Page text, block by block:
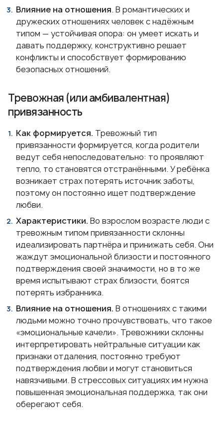
Влияние на отношения. В романтических и
дружеских отношениях человек с надёжным
типом — устойчивая опора: он умеет искать и
давать поддержку, конструктивно решает
конфликты и способствует формированию
безопасных отношений.
Тревожная (или амбивалентная)
привязанность
Как формируется. Тревожный тип
привязанности формируется, когда родители
ведут себя непоследовательно: то проявляют
тепло, то становятся отстранёнными. У ребёнка
возникает страх потерять источник заботы,
поэтому он постоянно ищет подтверждение
любви.
Характеристики. Во взрослом возрасте люди с
тревожным типом привязанности склонны
идеализировать партнёра и принижать себя. Они
жаждут эмоциональной близости и постоянного
подтверждения своей значимости, но в то же
время испытывают страх близости, боятся
потерять избранника.
Влияние на отношения. В отношениях с такими
людьми можно точно прочувствовать, что такое
«эмоциональные качели». Тревожники склонны
интерпретировать нейтральные ситуации как
признаки отдаления, постоянно требуют
подтверждения любви и могут становиться
навязчивыми. В стрессовых ситуациях им нужна
повышенная эмоциональная поддержка, так они
оберегают себя.